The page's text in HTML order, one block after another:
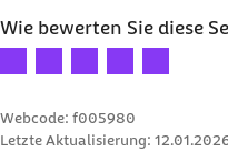
Wie bewerten Sie diese
Webcode: f005980
Letzte Aktualisierung: